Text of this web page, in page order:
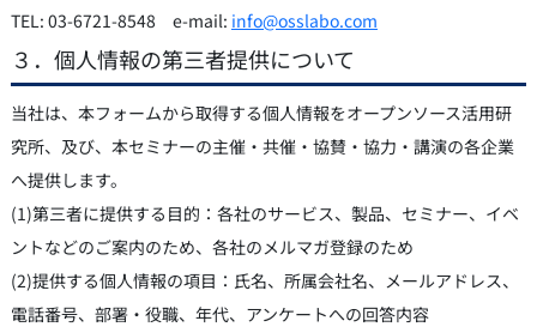
TEL: 03-6721-8548 e-mail: info@osslabo.com
３．個人情報の第三者提供について
当社は、本フォームから取得する個人情報をオープンソース活用研
究所、及び、本セミナーの主催・共催・協賛・協力・講演の各企業
へ提供します。
(1)第三者に提供する目的：各社のサービス、製品、セミナー、イベ
ントなどのご案内のため、各社のメルマガ登録のため
(2)提供する個人情報の項目：氏名、所属会社名、メールアドレス、
電話番号、部署・役職、年代、アンケートへの回答内容